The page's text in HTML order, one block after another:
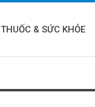
THUỐC & SỨC KHỎE